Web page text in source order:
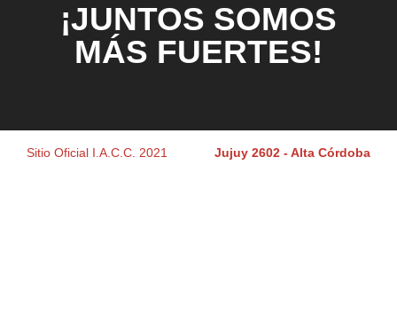
¡JUNTOS SOMOS
MÁS FUERTES!
Sitio Oficial I.A.C.C. 2021 Jujuy 2602 - Alta Córdoba